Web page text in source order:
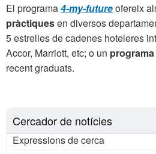
El programa4-my-futureofereix
pràctiquesen diversos
5 estrelles de cadenes hoteleres
Accor, Marriott, etc; o un
recent graduats.
Cercador de notícies
Expressions de cerca